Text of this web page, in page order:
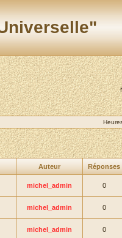
Auteur Réponses
michel_admin 0
michel_admin 0
michel_admin 0